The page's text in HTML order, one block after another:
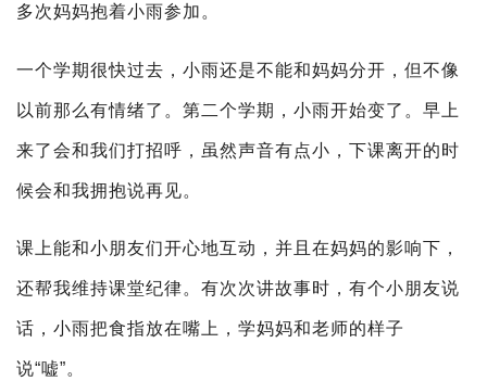
多次妈妈抱着小雨参加。
一个学期很快过去，小雨还是不能和妈妈分开，但不像
以前那么有情绪了。第二个学期，小雨开始变了。早上
来了会和我们打招呼，虽然声音有点小，下课离开的时
候会和我拥抱说再见。
课上能和小朋友们开心地互动，并且在妈妈的影响下，
还帮我维持课堂纪律。有次次讲故事时，有个小朋友说
话，小雨把食指放在嘴上，学妈妈和老师的样子
说“嘘”。